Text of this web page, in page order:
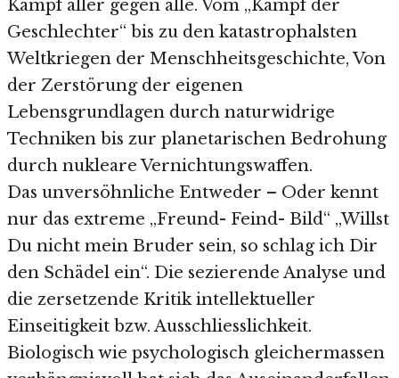
Kampf aller gegen alle. Vom „Kampf der
Geschlechter“ bis zu den katastrophalsten
Weltkriegen der Menschheitsgeschichte, Von
der Zerstörung der eigenen
Lebensgrundlagen durch naturwidrige
Techniken bis zur planetarischen Bedrohung
durch nukleare Vernichtungswaffen.
Das unversöhnliche Entweder – Oder kennt
nur das extreme „Freund- Feind- Bild“ „Willst
Du nicht mein Bruder sein, so schlag ich Dir
den Schädel ein“. Die sezierende Analyse und
die zersetzende Kritik intellektueller
Einseitigkeit bzw. Ausschliesslichkeit.
Biologisch wie psychologisch gleichermassen